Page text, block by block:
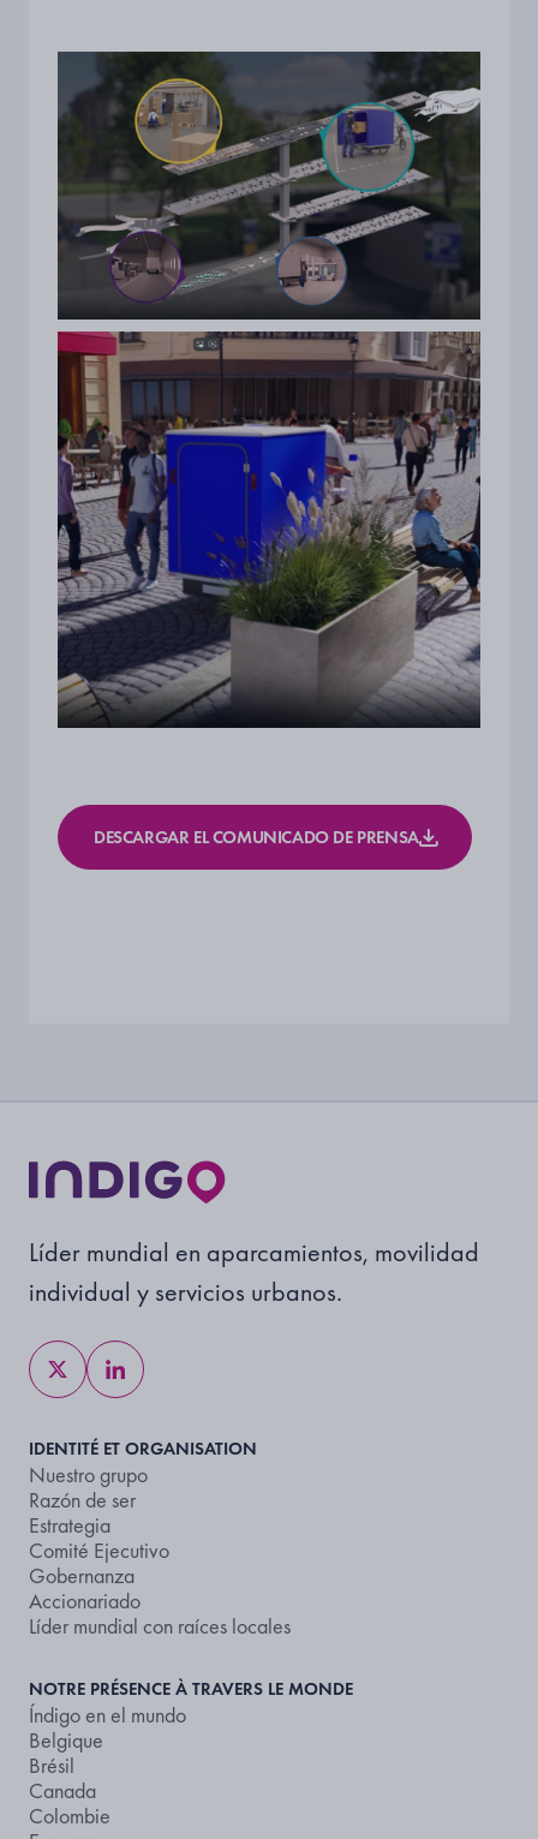
DESCARGAR EL COMUNICADO DE PRENSA
Líder mundial en aparcamientos, movilidad
individual y servicios urbanos.
IDENTITÉ ET ORGANISATION
Nuestro grupo
Razón de ser
Estrategia
Comité Ejecutivo
Gobernanza
Accionariado
Líder mundial con raíces locales
NOTRE PRÉSENCE À TRAVERS LE MONDE
Índigo en el mundo
Belgique
Brésil
Canada
Colombie